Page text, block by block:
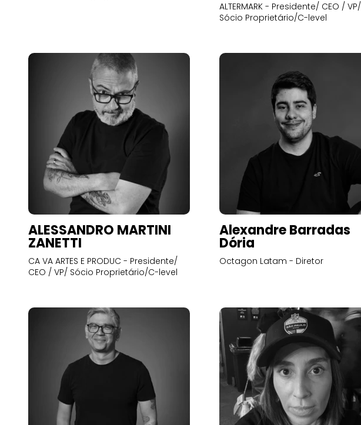
ALTERMARK - Presidente/ CEO / VP/
Sócio Proprietário/C-level
ALESSANDRO MARTINI
ZANETTI
CA VA ARTES E PRODUC - Presidente/
CEO / VP/ Sócio Proprietário/C-level
Alexandre Barradas
Dória
Octagon Latam - Diretor